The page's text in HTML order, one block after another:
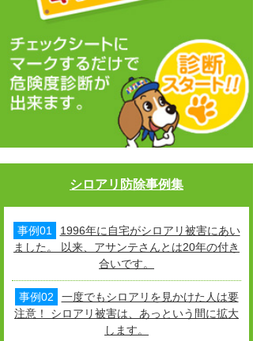
シロアリ防除事例集
事例01
1996年に自宅がシロアリ被害にあい
ました。 以来、アサンテさんとは20年の付き
合いです。
事例02
一度でもシロアリを見かけた人は要
注意！ シロアリ被害は、あっという間に拡大
します。